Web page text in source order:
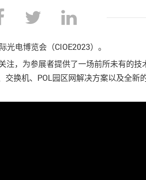
电博览会（CIOE2023）。
，为参展者提供了一场前所未有的
换机、POL园区网解决方案以及全新